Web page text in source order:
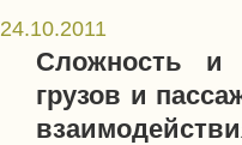
24.10.2011
Сложность и
грузов и